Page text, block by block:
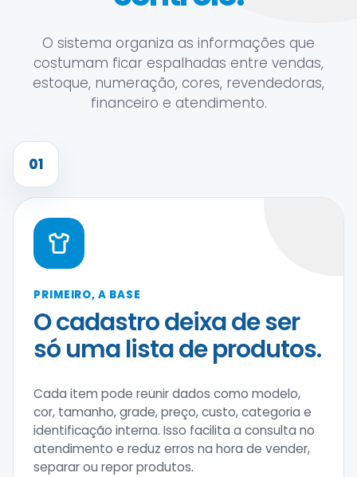
O sistema organiza as informações que
costumam ficar espalhadas entre vendas,
estoque, numeração, cores, revendedoras,
financeiro e atendimento.
01
PRIMEIRO, A BASE
O cadastro deixa de ser
só uma lista de produtos.
Cada item pode reunir dados como modelo,
cor, tamanho, grade, preço, custo, categoria e
identificação interna. Isso facilita a consulta no
atendimento e reduz erros na hora de vender,
separar ou repor produtos.